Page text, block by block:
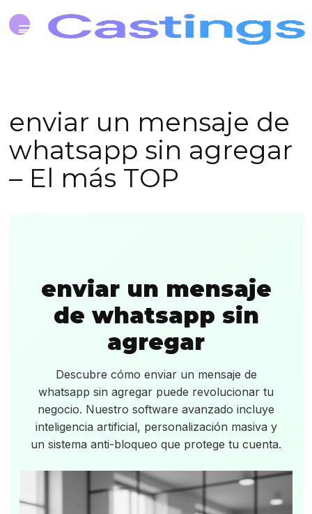
enviar un mensaje de
whatsapp sin agregar
– El más TOP
enviar un mensaje
de whatsapp sin
agregar
Descubre cómo enviar un mensaje de
whatsapp sin agregar puede revolucionar tu
negocio. Nuestro software avanzado incluye
inteligencia artificial, personalización masiva y
un sistema anti-bloqueo que protege tu cuenta.